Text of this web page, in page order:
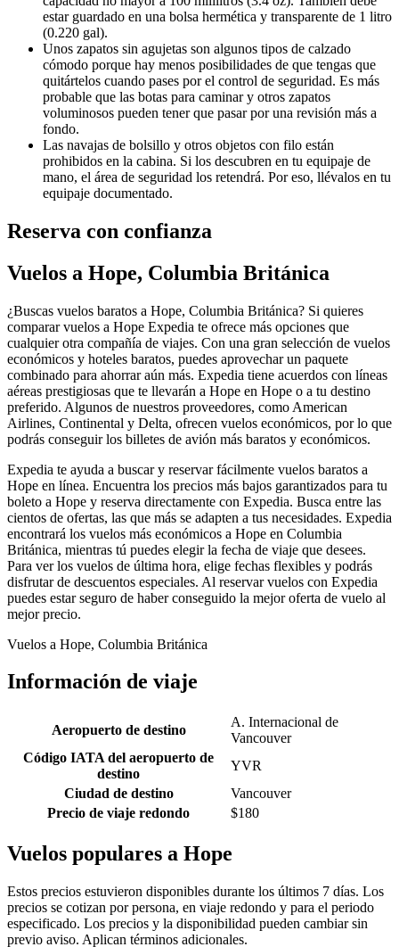
estar guardado en una bolsa hermética y transparente de 1 litro
(0.220 gal).
Unos zapatos sin agujetas son algunos tipos de calzado
cómodo porque hay menos posibilidades de que tengas que
quitártelos cuando pases por el control de seguridad. Es más
probable que las botas para caminar y otros zapatos
voluminosos pueden tener que pasar por una revisión más a
fondo.
Las navajas de bolsillo y otros objetos con filo están
prohibidos en la cabina. Si los descubren en tu equipaje de
mano, el área de seguridad los retendrá. Por eso, llévalos en tu
equipaje documentado.
Reserva con confianza
Vuelos a Hope, Columbia Británica
¿Buscas vuelos baratos a Hope, Columbia Británica? Si quieres
comparar vuelos a Hope Expedia te ofrece más opciones que
cualquier otra compañía de viajes. Con una gran selección de vuelos
económicos y hoteles baratos, puedes aprovechar un paquete
combinado para ahorrar aún más. Expedia tiene acuerdos con líneas
aéreas prestigiosas que te llevarán a Hope en Hope o a tu destino
preferido. Algunos de nuestros proveedores, como American
Airlines, Continental y Delta, ofrecen vuelos económicos, por lo que
podrás conseguir los billetes de avión más baratos y económicos.
Expedia te ayuda a buscar y reservar fácilmente vuelos baratos a
Hope en línea. Encuentra los precios más bajos garantizados para tu
boleto a Hope y reserva directamente con Expedia. Busca entre las
cientos de ofertas, las que más se adapten a tus necesidades. Expedia
encontrará los vuelos más económicos a Hope en Columbia
Británica, mientras tú puedes elegir la fecha de viaje que desees.
Para ver los vuelos de última hora, elige fechas flexibles y podrás
disfrutar de descuentos especiales. Al reservar vuelos con Expedia
puedes estar seguro de haber conseguido la mejor oferta de vuelo al
mejor precio.
Vuelos a Hope, Columbia Británica
Información de viaje
Aeropuerto de destino
A. Internacional de
Vancouver
Código IATA del aeropuerto de
destino
YVR
Ciudad de destino
Vancouver
Precio de viaje redondo
$180
Vuelos populares a Hope
Estos precios estuvieron disponibles durante los últimos 7 días. Los
precios se cotizan por persona, en viaje redondo y para el periodo
especificado. Los precios y la disponibilidad pueden cambiar sin
previo aviso. Aplican términos adicionales.